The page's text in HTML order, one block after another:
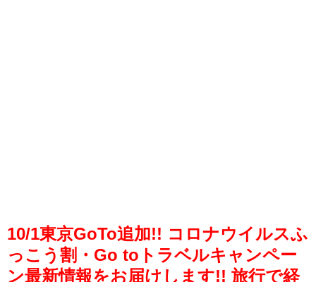
10/1東京GoTo追加!! コロナウイルスふ
っこう割・Go toトラベルキャンペー
ン最新情報をお届けします!! 旅行で経